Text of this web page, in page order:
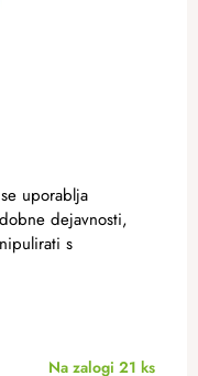
Na zalogi 21 ks
uporablja
dejavnosti,
s